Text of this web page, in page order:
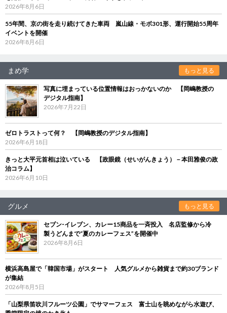
2026年8月6日
55年間、京の街を走り続けてきた車両 嵐山線・モボ301形、運行開始55周年
イベントを開催
2026年8月6日
まめ学 もっと見る
写真に埋まっている位置情報はおっかないのか 【岡嶋教授の
デジタル指南】
2026年7月22日
ゼロトラストって何？ 【岡嶋教授のデジタル指南】
2026年6月18日
きっと大平元首相は泣いている 【政眼鏡（せいがんきょう）－本田雅俊の政
治コラム】
2026年6月10日
グルメ もっと見る
セブン‐イレブン、カレー15商品を一斉投入 名店監修から冷
製うどんまで“夏のカレーフェス”を開催中
2026年8月6日
横浜高島屋で「韓国市場」がスタート 人気グルメから雑貨まで約30ブランド
が集結
2026年8月5日
「山梨県笛吹川フルーツ公園」でサマーフェス 富士山を眺めながら水遊び、